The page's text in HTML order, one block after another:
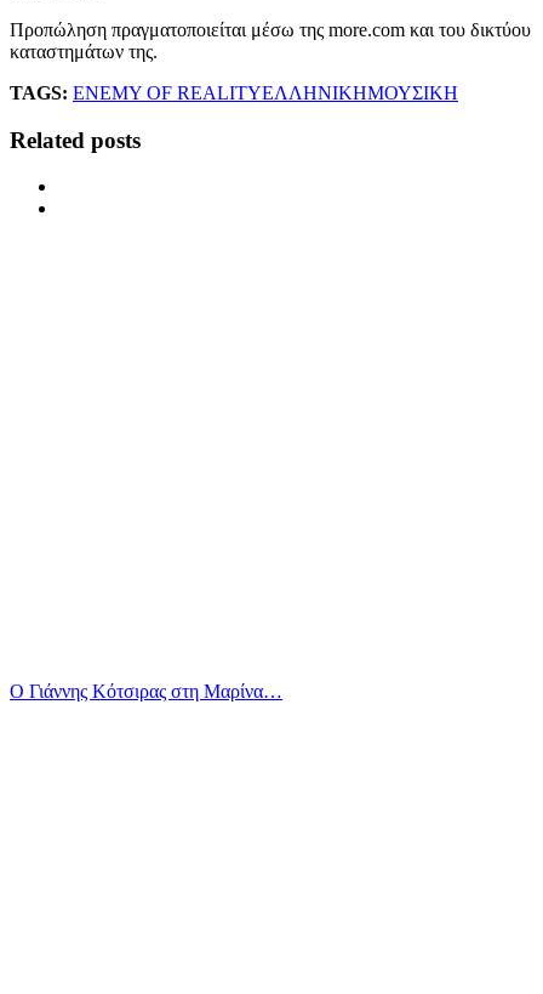
Προπώληση πραγματοποιείται μέσω της more.com και του δικτύου
καταστημάτων της.
TAGS: ENEMY OF REALITYΕΛΛΗΝΙΚΗΜΟΥΣΙΚΗ
Related posts
Ο Γιάννης Κότσιρας στη Μαρίνα…